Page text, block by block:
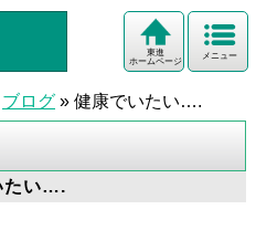
メニュー
東進
ホームページ
ブログ » 健康でいたい….
たい….